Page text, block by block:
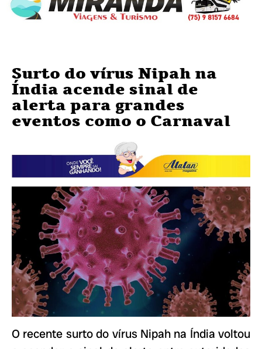
Surto do vírus Nipah na
Índia acende sinal de
alerta para grandes
eventos como o Carnaval
O recente surto do vírus Nipah na Índia voltou